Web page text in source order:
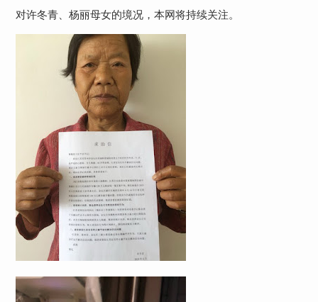
对许冬青、杨丽母女的境况，本网将持续关注。